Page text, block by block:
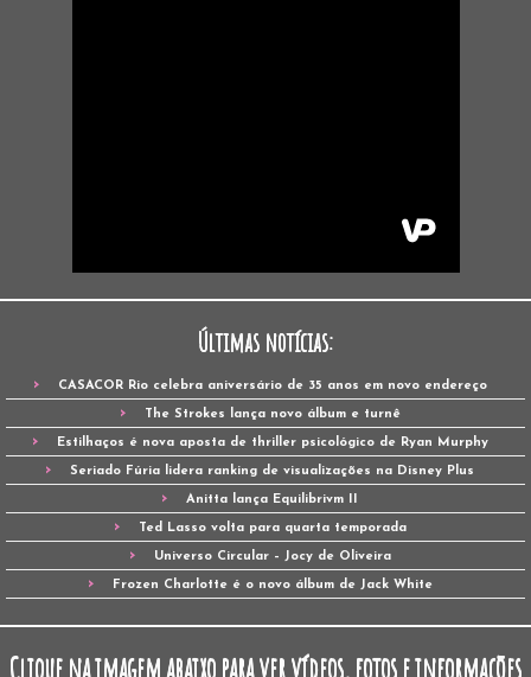
Últimas notícias:
CASACOR Rio celebra aniversário de 35 anos em novo endereço
The Strokes lança novo álbum e turnê
Estilhaços é nova aposta de thriller psicológico de Ryan Murphy
Seriado Fúria lidera ranking de visualizações na Disney Plus
Anitta lança Equilibrivm II
Ted Lasso volta para quarta temporada
Universo Circular – Jocy de Oliveira
Frozen Charlotte é o novo álbum de Jack White
Clique na imagem abaixo para ver vídeos, fotos e informações